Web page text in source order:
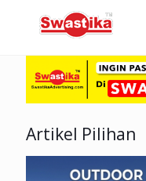
Artikel Pilihan